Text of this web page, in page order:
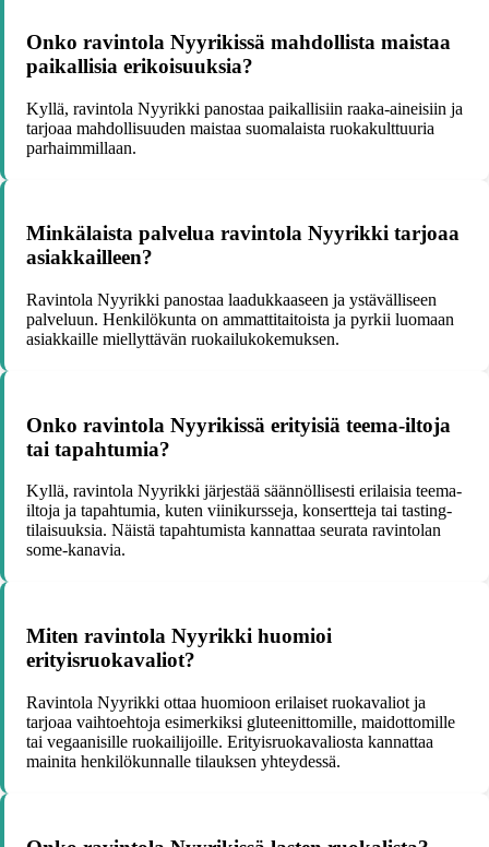
Onko ravintola Nyyrikissä mahdollista maistaa
paikallisia erikoisuuksia?
Kyllä, ravintola Nyyrikki panostaa paikallisiin raaka-aineisiin ja
tarjoaa mahdollisuuden maistaa suomalaista ruokakulttuuria
parhaimmillaan.
Minkälaista palvelua ravintola Nyyrikki tarjoaa
asiakkailleen?
Ravintola Nyyrikki panostaa laadukkaaseen ja ystävälliseen
palveluun. Henkilökunta on ammattitaitoista ja pyrkii luomaan
asiakkaille miellyttävän ruokailukokemuksen.
Onko ravintola Nyyrikissä erityisiä teema-iltoja
tai tapahtumia?
Kyllä, ravintola Nyyrikki järjestää säännöllisesti erilaisia teema-
iltoja ja tapahtumia, kuten viinikursseja, konsertteja tai tasting-
tilaisuuksia. Näistä tapahtumista kannattaa seurata ravintolan
some-kanavia.
Miten ravintola Nyyrikki huomioi
erityisruokavaliot?
Ravintola Nyyrikki ottaa huomioon erilaiset ruokavaliot ja
tarjoaa vaihtoehtoja esimerkiksi gluteenittomille, maidottomille
tai vegaanisille ruokailijoille. Erityisruokavaliosta kannattaa
mainita henkilökunnalle tilauksen yhteydessä.